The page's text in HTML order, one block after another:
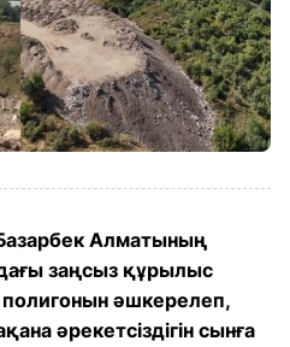
Алматының
заңсыз құрылыс
әшкерелеп,
әрекетсіздігін сынға